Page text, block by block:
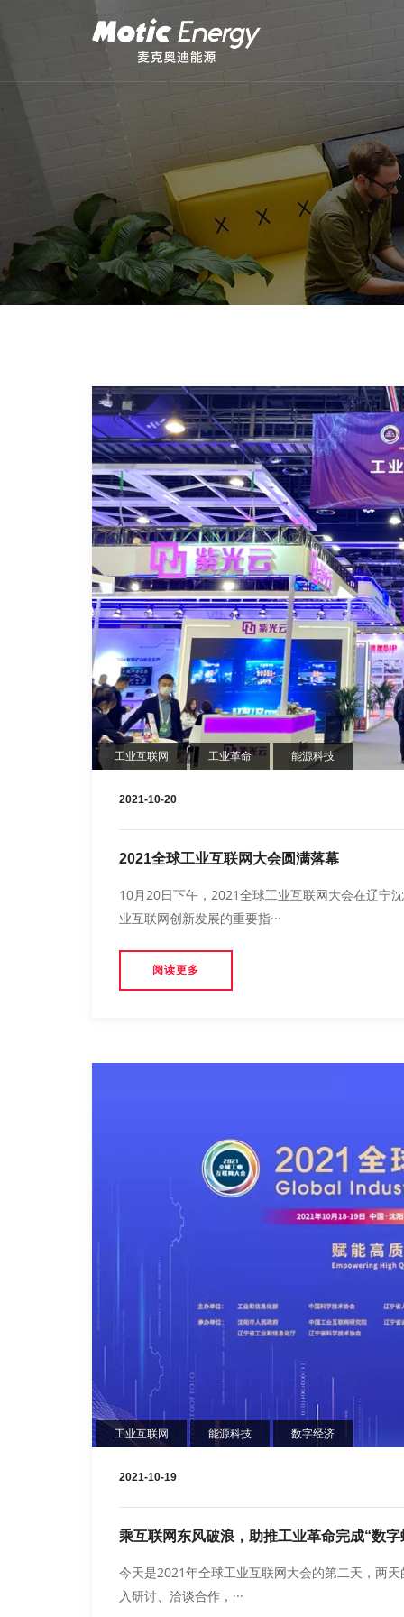
工业互联网 工业革命 能源科技
2021-10-20
2021全球工业互联网大会圆满落幕
10月20日下午，2021全球工业互联网大会在辽宁
业互联网创新发展的重要指···
阅读更多
工业互联网 能源科技 数字经济
2021-10-19
乘互联网东风破浪，助推工业革命完成“数字
今天是2021年全球工业互联网大会的第二天，两
入研讨、洽谈合作，···